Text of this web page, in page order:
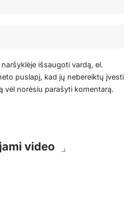
išsaugoti vardą, el.
puslapį, kad jų nebereiktų įvesti
vėl norėsiu parašyti komentarą.
video